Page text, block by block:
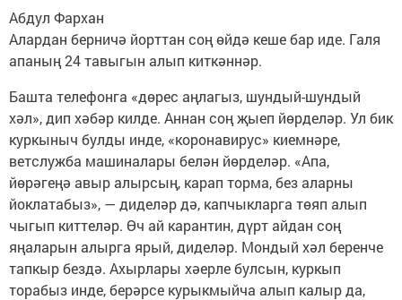
Абдул Фархан
Алардан берничә йорттан соң өйдә кеше бар иде. Галя
апаның 24 тавыгын алып киткәннәр.
Башта телефонга «дөрес аңлагыз, шундый-шундый
хәл», дип хәбәр килде. Аннан соң җыеп йөрделәр. Ул бик
куркыныч булды инде, «коронавирус» киемнәре,
ветслужба машиналары белән йөрделәр. «Апа,
йөрәгеңә авыр алырсың, карап торма, без аларны
йоклатабыз», — диделәр дә, капчыкларга төяп алып
чыгып киттеләр. Өч ай карантин, дүрт айдан соң
яңаларын алырга ярый, диделәр. Мондый хәл беренче
тапкыр бездә. Ахырлары хәерле булсын, куркып
торабыз инде, берәрсе курыкмыйча алып калыр да,